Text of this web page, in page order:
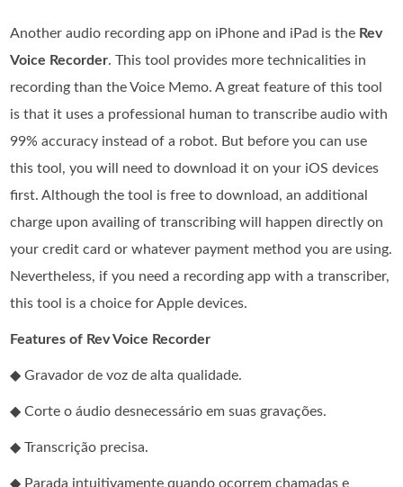
Another audio recording app on iPhone and iPad is the Rev
Voice Recorder. This tool provides more technicalities in
recording than the Voice Memo. A great feature of this tool
is that it uses a professional human to transcribe audio with
99% accuracy instead of a robot. But before you can use
this tool, you will need to download it on your iOS devices
first. Although the tool is free to download, an additional
charge upon availing of transcribing will happen directly on
your credit card or whatever payment method you are using.
Nevertheless, if you need a recording app with a transcriber,
this tool is a choice for Apple devices.
Features of Rev Voice Recorder
◆ Gravador de voz de alta qualidade.
◆ Corte o áudio desnecessário em suas gravações.
◆ Transcrição precisa.
◆ Parada intuitivamente quando ocorrem chamadas e